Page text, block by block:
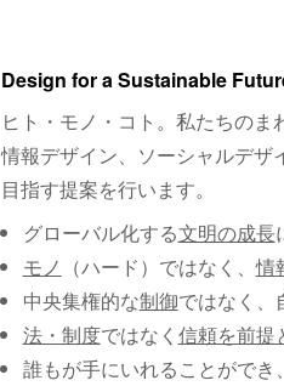
Design for a Sustainable
ヒト・モノ・コト。私たちのま
情報デザイン、ソーシャルデザ
目指す提案を行います。
グローバル化する文明の成長
モノ （ハード）ではなく、情
中央集権的な制御ではなく、
法・制度ではなく 信頼を前提
誰もが手にいれることがで